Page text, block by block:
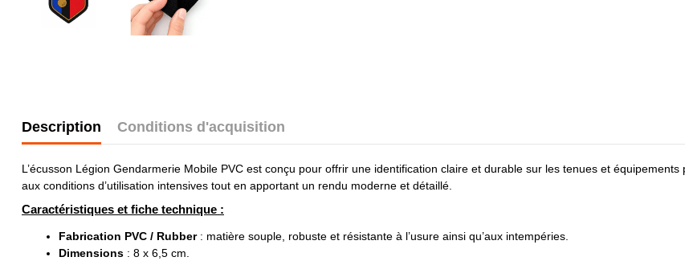
Description Conditions d'acquisition
L’écusson Légion Gendarmerie Mobile PVC est conçu pour offrir une identification claire et durable sur les tenues et
aux conditions d’utilisation intensives tout en apportant un rendu moderne et détaillé.
Caractéristiques et fiche technique :
Fabrication PVC / Rubber: matière souple, robuste et résistante à l’usure ainsi qu’aux intempéries.
Dimensions : 8 x 6,5 cm.